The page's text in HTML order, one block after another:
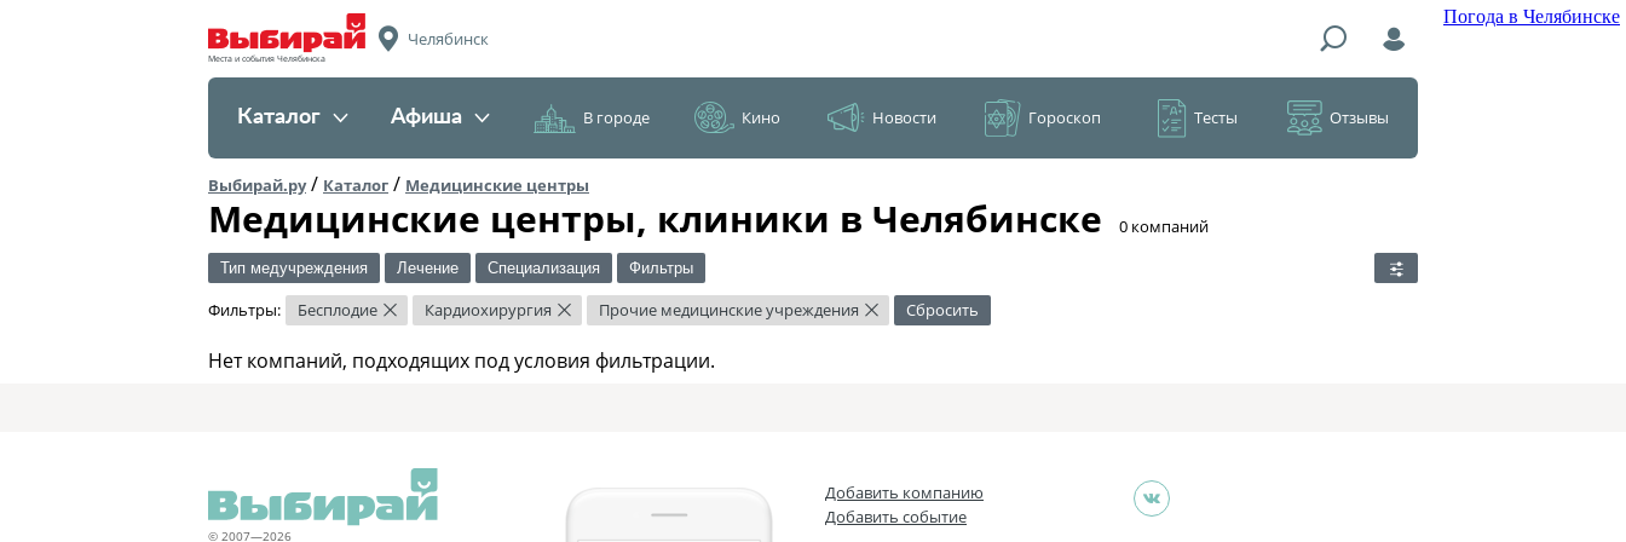
Погода в Челябинске
Места и события Челябинска
Челябинск
Каталог Афиша В городе Кино Новости Гороскоп Тесты Отзывы
Выбирай.ру/ Каталог / Медицинские центры
Медицинские центры, клиники в Челябинске ​0 компаний
Тип медучреждения Лечение Специализация Фильтры
Фильтры: Бесплодие × Кардиохирургия × Прочие медицинские учреждения × Сбросить
Нет компаний, подходящих под условия фильтрации.
© 2007—2026
Добавить компанию
Добавить событие